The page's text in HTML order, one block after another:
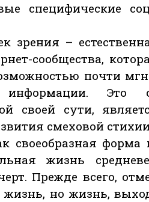
специфические
зрения –
сообщества,
почти
информации. Это
своей сути,
смеховой
своеобразная форма
жизнь
Прежде всего,
жизнь, но жизнь,